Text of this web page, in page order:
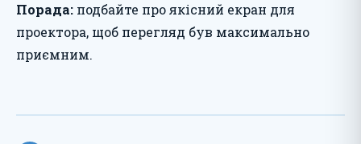
Порада: подбайте про якісний екран для
проектора, щоб перегляд був максимально
приємним.